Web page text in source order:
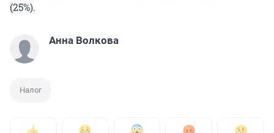
(25%).
Анна Волкова
Налог